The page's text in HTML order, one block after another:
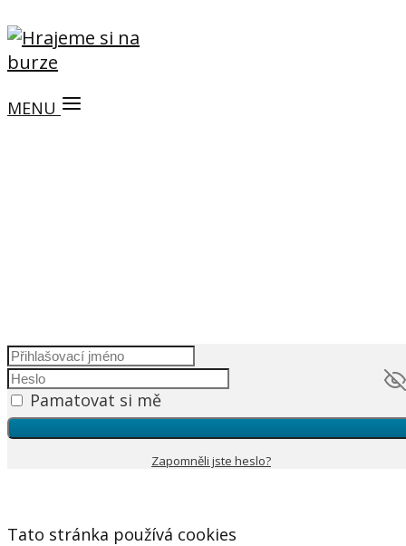
MENU
Pamatovat si mě
Zapomněli jste heslo?
Tato stránka používá cookies